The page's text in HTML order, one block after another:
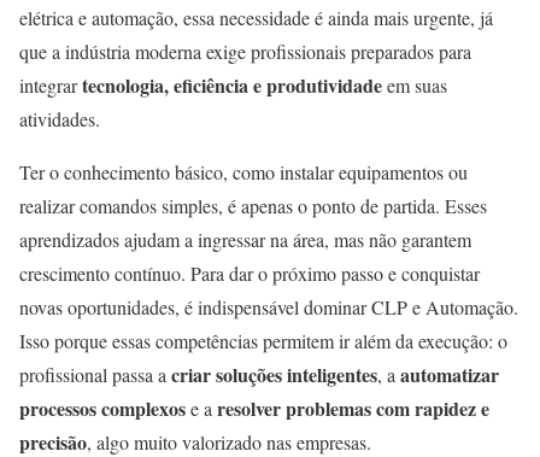
elétrica e automação, essa necessidade é ainda mais urgente, já
que a indústria moderna exige profissionais preparados para
integrartecnologia, eficiência e produtividadeem suas
atividades.
Ter o conhecimento básico, como instalar equipamentos ou
realizar comandos simples, é apenas o ponto de partida. Esses
aprendizados ajudam a ingressar na área, mas não garantem
crescimento contínuo. Para dar o próximo passo e conquistar
novas oportunidades, é indispensável dominar CLP e Automação.
Isso porque essas competências permitem ir além da execução: o
profissional passa a criar soluções inteligentes, a automatizar
processos complexose a resolver problemas com rapidez e
precisão, algo muito valorizado nas empresas.